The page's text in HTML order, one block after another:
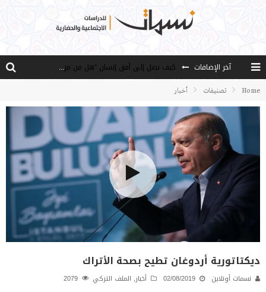
آخر الإضافات
مصادر العلم وسببه
Home تصنيفات أخبار
ديكتاتورية أردوغان تطيح بصحة الأتراك
نسمات أونلاين 02/08/2019 أخبار, الملف التركي